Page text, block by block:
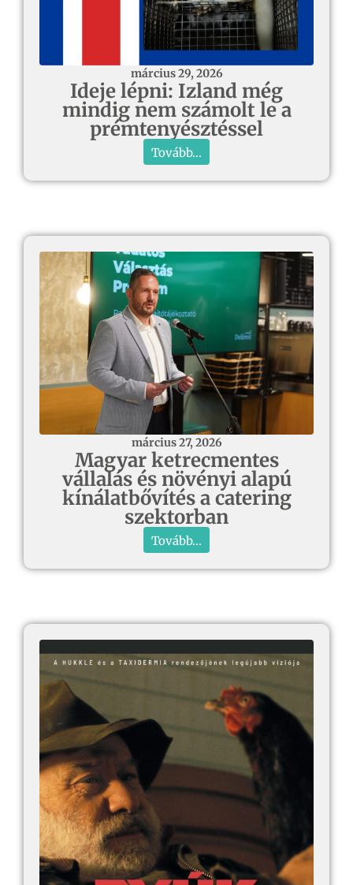
március 29, 2026
Ideje lépni: Izland még
mindig nem számolt le a
prémtenyésztéssel
Tovább...
március 27, 2026
Magyar ketrecmentes
vállalás és növényi alapú
kínálatbővítés a catering
szektorban
Tovább...